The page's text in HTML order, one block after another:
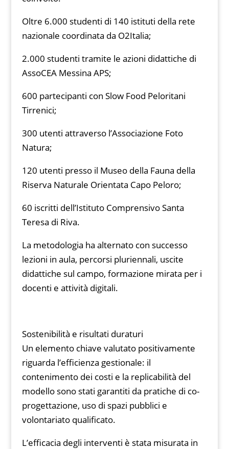
Oltre 6.000 studenti di 140 istituti della rete
nazionale coordinata da O2Italia;
2.000 studenti tramite le azioni didattiche di
AssoCEA Messina APS;
600 partecipanti con Slow Food Peloritani
Tirrenici;
300 utenti attraverso l’Associazione Foto
Natura;
120 utenti presso il Museo della Fauna della
Riserva Naturale Orientata Capo Peloro;
60 iscritti dell’Istituto Comprensivo Santa
Teresa di Riva.
La metodologia ha alternato con successo
lezioni in aula, percorsi pluriennali, uscite
didattiche sul campo, formazione mirata per i
docenti e attività digitali.
Sostenibilità e risultati duraturi
Un elemento chiave valutato positivamente
riguarda l’efficienza gestionale: il
contenimento dei costi e la replicabilità del
modello sono stati garantiti da pratiche di co-
progettazione, uso di spazi pubblici e
volontariato qualificato.
L’efficacia degli interventi è stata misurata in